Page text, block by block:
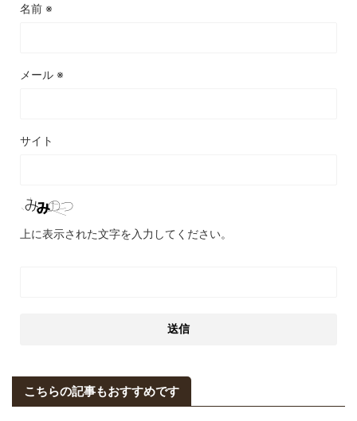
名前 ※
メール ※
サイト
上に表示された文字を入力してください。
こちらの記事もおすすめです